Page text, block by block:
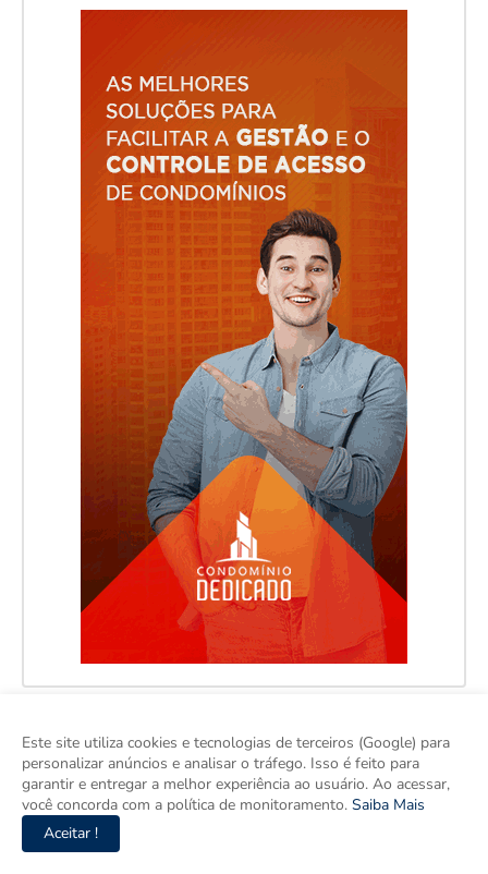
Este site utiliza cookies e tecnologias de terceiros (Google) para
personalizar anúncios e analisar o tráfego. Isso é feito para
garantir e entregar a melhor experiência ao usuário. Ao acessar,
você concorda com a política de monitoramento. Saiba Mais
Aceitar !